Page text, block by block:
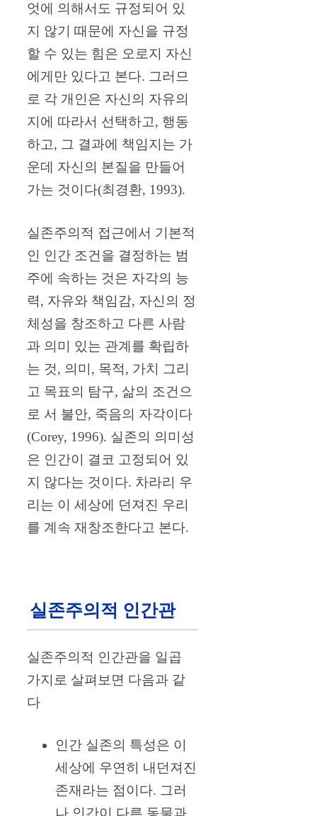
엇에 의해서도 규정되어 있
지 않기 때문에 자신을 규정
할 수 있는 힘은 오로지 자신
에게만 있다고 본다. 그러므
로 각 개인은 자신의 자유의
지에 따라서 선택하고, 행동
하고, 그 결과에 책임지는 가
운데 자신의 본질을 만들어
가는 것이다(최경환, 1993).
실존주의적 접근에서 기본적
인 인간 조건을 결정하는 범
주에 속하는 것은 자각의 능
력, 자유와 책임감, 자신의 정
체성을 창조하고 다른 사람
과 의미 있는 관계를 확립하
는 것, 의미, 목적, 가치 그리
고 목표의 탐구, 삶의 조건으
로 서 불안, 죽음의 자각이다
(Corey, 1996). 실존의 의미성
은 인간이 결코 고정되어 있
지 않다는 것이다. 차라리 우
리는 이 세상에 던져진 우리
를 계속 재창조한다고 본다.
실존주의적 인간관
실존주의적 인간관을 일곱
가지로 살펴보면 다음과 같
다
인간 실존의 특성은 이
세상에 우연히 내던져진
존재라는 점이다. 그러
나 인간이 다른 동물과